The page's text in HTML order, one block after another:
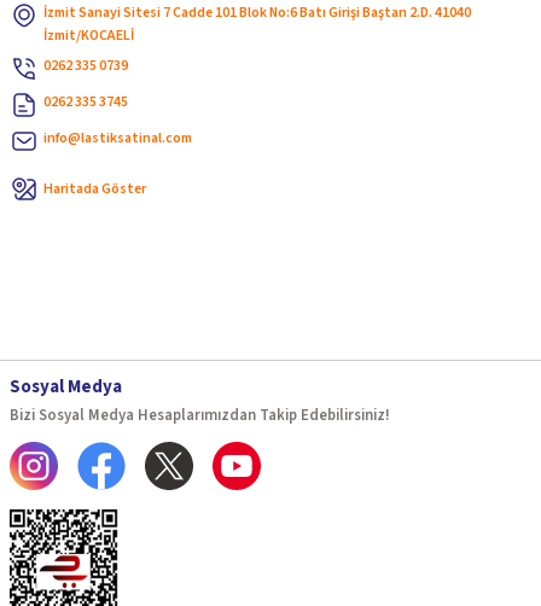
İzmit Sanayi Sitesi 7 Cadde 101 Blok No:6 Batı Girişi Baştan 2.D. 41040
İzmit/KOCAELİ
0262 335 0739
0262 335 3745
info@lastiksatinal.com
Haritada Göster
Sosyal Medya
Bizi Sosyal Medya Hesaplarımızdan Takip Edebilirsiniz!